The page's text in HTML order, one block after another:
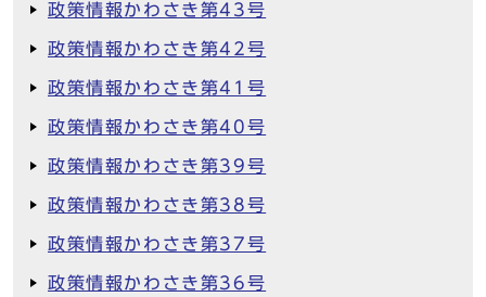
政策情報かわさき第43号
政策情報かわさき第42号
政策情報かわさき第41号
政策情報かわさき第40号
政策情報かわさき第39号
政策情報かわさき第38号
政策情報かわさき第37号
政策情報かわさき第36号